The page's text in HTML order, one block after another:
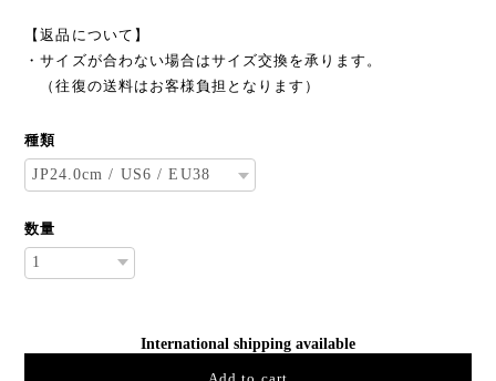
【返品について】
・サイズが合わない場合はサイズ交換を承ります。
（往復の送料はお客様負担となります）
種類
数量
International shipping available